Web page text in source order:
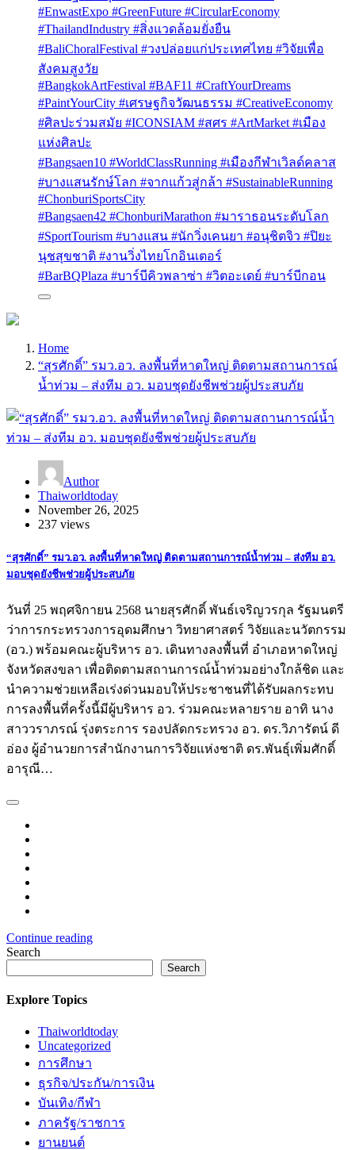
#EnwastExpo #GreenFuture #CircularEconomy
#ThailandIndustry #สิ่งแวดล้อมยั่งยืน
#BaliChoralFestival #วงปล่อยแก่ประเทศไทย #วิจัยเพื่อ
สังคมสูงวัย
#BangkokArtFestival #BAF11 #CraftYourDreams
#PaintYourCity #เศรษฐกิจวัฒนธรรม #CreativeEconomy
#ศิลปะร่วมสมัย #ICONSIAM #สศร #ArtMarket #เมือง
แห่งศิลปะ
#Bangsaen10 #WorldClassRunning #เมืองกีฬาเวิลด์คลาส
#บางแสนรักษ์โลก #จากแก้วสู่กล้า #SustainableRunning
#ChonburiSportsCity
#Bangsaen42 #ChonburiMarathon #มาราธอนระดับโลก
#SportTourism #บางแสน #นักวิ่งเคนยา #อนุชิตจิว #ปิยะ
นุชสุขชาติ #งานวิ่งไทยโกอินเตอร์
#BarBQPlaza #บาร์บีคิวพลาซ่า #วิตอะเดย์ #บาร์บีกอน
Home
“สุรศักดิ์” รมว.อว. ลงพื้นที่หาดใหญ่ ติดตามสถานการณ์
น้ำท่วม – ส่งทีม อว. มอบชุดยังชีพช่วยผู้ประสบภัย
Author
Thaiworldtoday
November 26, 2025
237 views
“สุรศักดิ์” รมว.อว. ลงพื้นที่หาดใหญ่ ติดตามสถานการณ์น้ำท่วม – ส่งทีม อว.
มอบชุดยังชีพช่วยผู้ประสบภัย
วันที่ 25 พฤศจิกายน 2568 นายสุรศักดิ์ พันธ์เจริญวรกุล รัฐมนตรี
ว่าการกระทรวงการอุดมศึกษา วิทยาศาสตร์ วิจัยและนวัตกรรม
(อว.) พร้อมคณะผู้บริหาร อว. เดินทางลงพื้นที่ อำเภอหาดใหญ่
จังหวัดสงขลา เพื่อติดตามสถานการณ์น้ำท่วมอย่างใกล้ชิด และ
นำความช่วยเหลือเร่งด่วนมอบให้ประชาชนที่ได้รับผลกระทบ
การลงพื้นที่ครั้งนี้มีผู้บริหาร อว. ร่วมคณะหลายราย อาทิ นาง
สาววราภรณ์ รุ่งตระการ รองปลัดกระทรวง อว. ดร.วิภารัตน์ ดี
อ่อง ผู้อำนวยการสำนักงานการวิจัยแห่งชาติ ดร.พันธุ์เพิ่มศักดิ์
อารุณี…
Continue reading
Search
Search
Explore Topics
Thaiworldtoday
Uncategorized
การศึกษา
ธุรกิจ/ประกัน/การเงิน
บันเทิง/กีฬา
ภาครัฐ/ราชการ
ยานยนต์